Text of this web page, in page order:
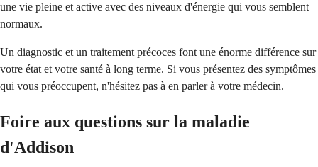
une vie pleine et active avec des niveaux d'énergie qui vous semblent
normaux.
Un diagnostic et un traitement précoces font une énorme différence sur
votre état et votre santé à long terme. Si vous présentez des symptômes
qui vous préoccupent, n'hésitez pas à en parler à votre médecin.
Foire aux questions sur la maladie
d'Addison